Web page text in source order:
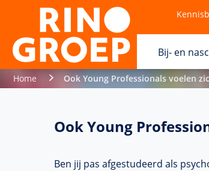
Bij- en
Home Ook Young Professionals voelen
Ook Young
Ben jij pas afgestudeerd als